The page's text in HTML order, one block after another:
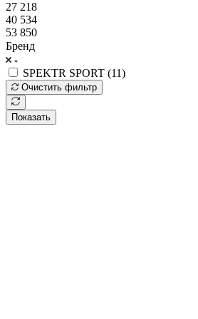
27 218
40 534
53 850
Бренд
SPEKTR SPORT (11)
Очистить фильтр
Показать